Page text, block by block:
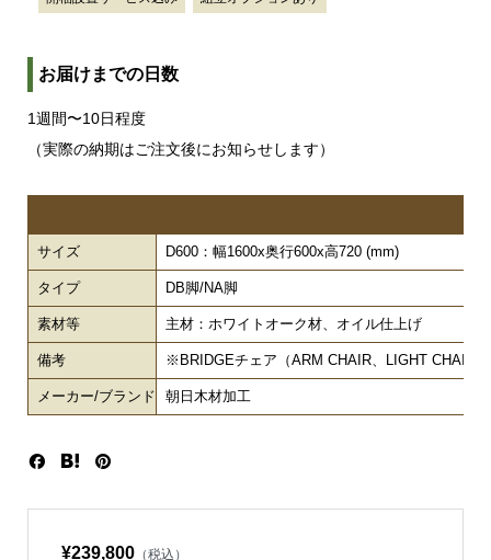
お届けまでの日数
1週間〜10日程度
（実際の納期はご注文後にお知らせします）
サイズ D600：幅1600x奥行600x高720 (mm)
タイプ DB脚/NA脚
素材等 主材：ホワイトオーク材、オイル仕上げ
備考 ※BRIDGEチェア（ARM CHAIR、LIGHT CHAIR
メーカー/ブランド 朝日木材加工
¥239,800（税込）